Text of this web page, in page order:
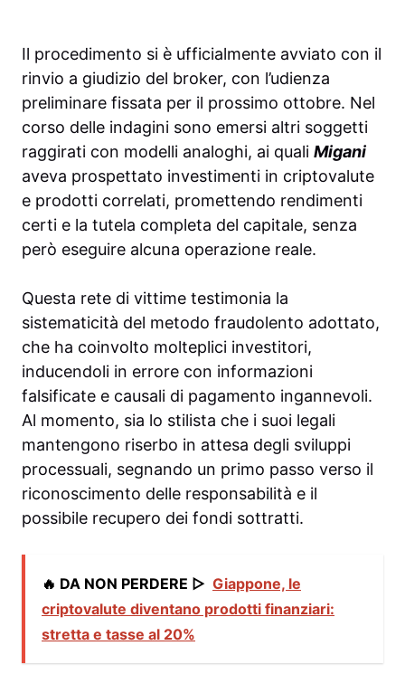
Il procedimento si è ufficialmente avviato con il
rinvio a giudizio del broker, con l’udienza
preliminare fissata per il prossimo ottobre. Nel
corso delle indagini sono emersi altri soggetti
raggirati con modelli analoghi, ai quali Migani
aveva prospettato investimenti in criptovalute
e prodotti correlati, promettendo rendimenti
certi e la tutela completa del capitale, senza
però eseguire alcuna operazione reale.
Questa rete di vittime testimonia la
sistematicità del metodo fraudolento adottato,
che ha coinvolto molteplici investitori,
inducendoli in errore con informazioni
falsificate e causali di pagamento ingannevoli.
Al momento, sia lo stilista che i suoi legali
mantengono riserbo in attesa degli sviluppi
processuali, segnando un primo passo verso il
riconoscimento delle responsabilità e il
possibile recupero dei fondi sottratti.
🔥 DA NON PERDERE ▷ Giappone, le
criptovalute diventano prodotti finanziari:
stretta e tasse al 20%